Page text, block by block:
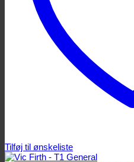
Tilføj til ønskeliste